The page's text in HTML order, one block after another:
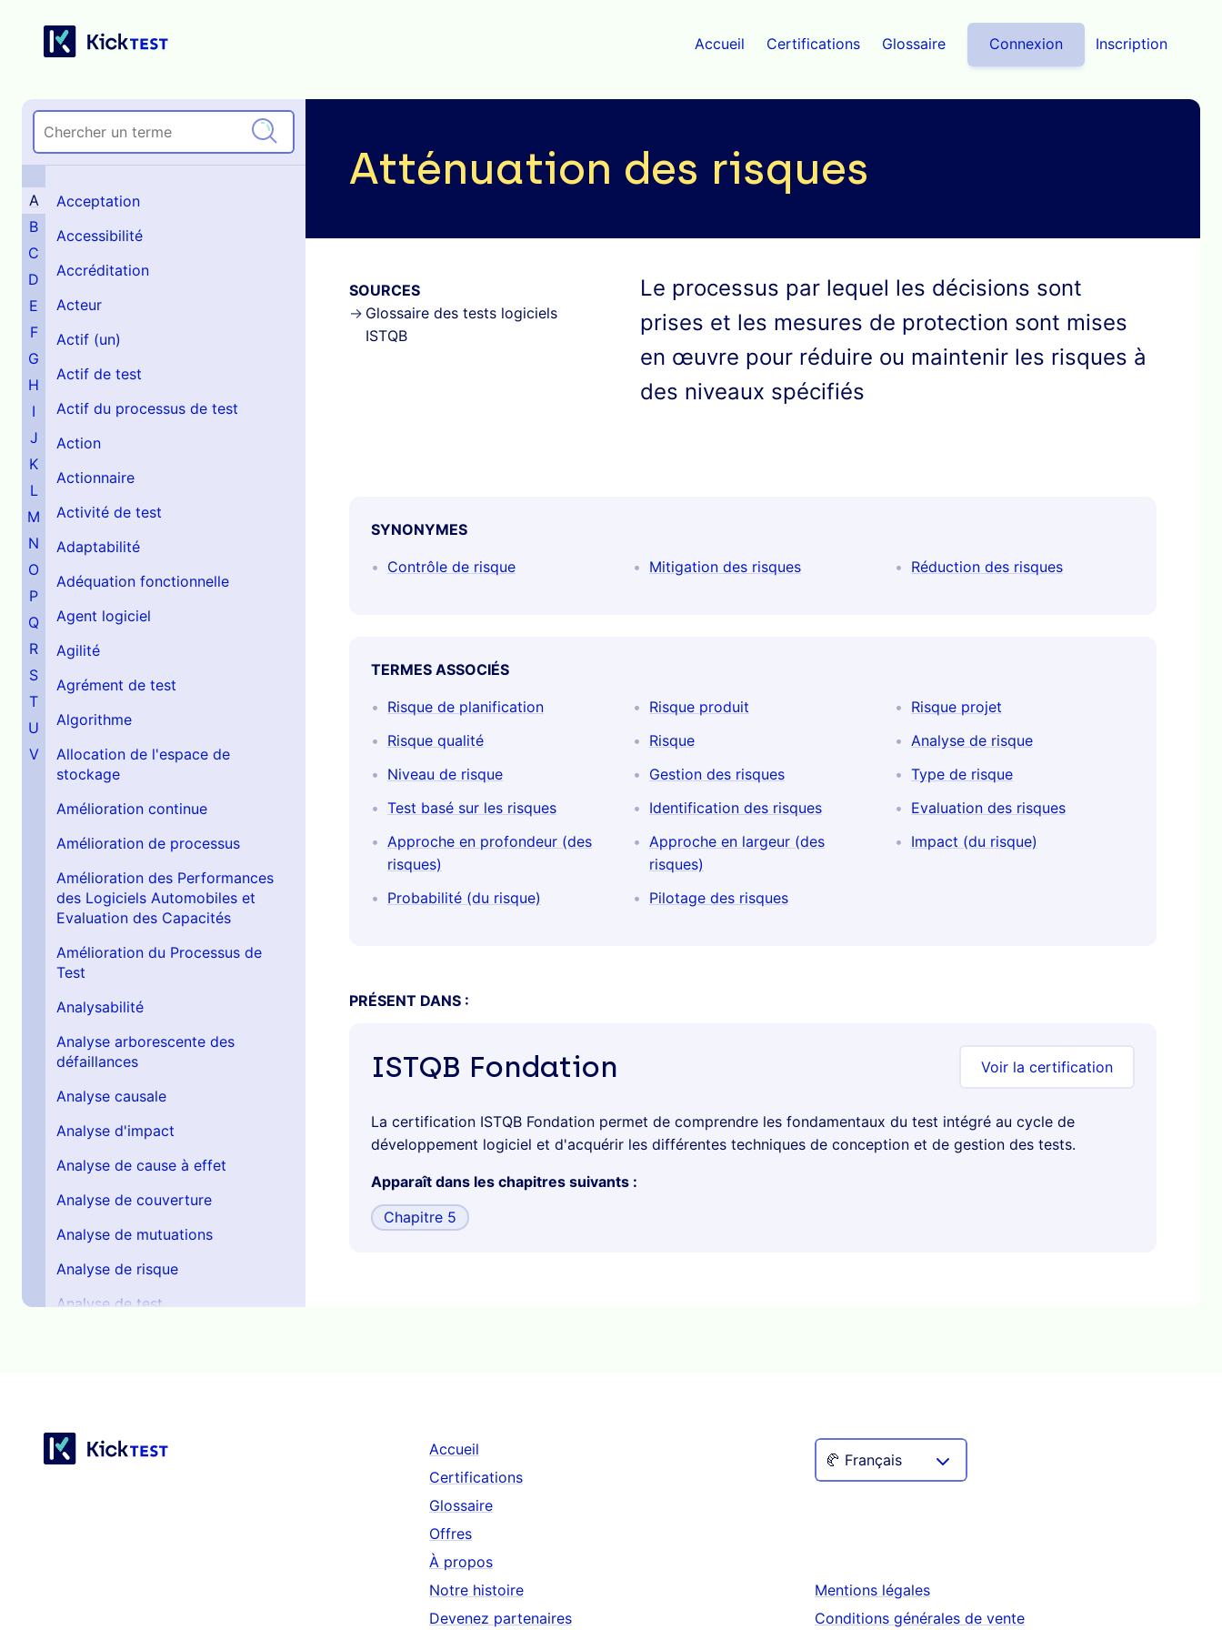
Accueil Certifications Glossaire Connexion Inscription
A
B
C
D
E
F
G
H
I
J
K
L
M
N
O
P
Q
R
S
T
U
V
Acceptation
Accessibilité
Accréditation
Acteur
Actif (un)
Actif de test
Actif du processus de test
Action
Actionnaire
Activité de test
Adaptabilité
Adéquation fonctionnelle
Agent logiciel
Agilité
Agrément de test
Algorithme
Allocation de l'espace de
stockage
Amélioration continue
Amélioration de processus
Amélioration des Performances
des Logiciels Automobiles et
Evaluation des Capacités
Amélioration du Processus de
Test
Analysabilité
Analyse arborescente des
défaillances
Analyse causale
Analyse d'impact
Analyse de cause à effet
Analyse de couverture
Analyse de mutuations
Analyse de risque
Analyse de test
Analyse des valeurs limites
Atténuation des risques
SOURCES
Glossaire des tests logiciels
ISTQB
Le processus par lequel les décisions sont
prises et les mesures de protection sont mises
en œuvre pour réduire ou maintenir les risques à
des niveaux spécifiés
SYNONYMES
Contrôle de risque Mitigation des risques Réduction des risques
TERMES ASSOCIÉS
Risque de planification Risque produit
Risque projet
Risque qualité
Risque
Analyse de risque
Niveau de risque
Gestion des risques
Type de risque
Test basé sur les risques
Identification des risques
Evaluation des risques
Approche en profondeur (des
risques)
Approche en largeur (des
risques)
Impact (du risque)
Probabilité (du risque) Pilotage des risques
PRÉSENT DANS :
ISTQB Fondation Voir la certification
La certification ISTQB Fondation permet de comprendre les fondamentaux du test intégré au cycle de
développement logiciel et d'acquérir les différentes techniques de conception et de gestion des tests.
Apparaît dans les chapitres suivants :
Chapitre 5
Accueil
Certifications
Glossaire
Offres
À propos
Notre histoire
Devenez partenaires
Mentions légales
Conditions générales de vente